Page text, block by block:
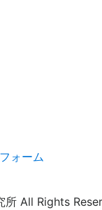
ォーム
所 All Rights